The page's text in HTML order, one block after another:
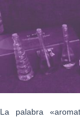
La palabra